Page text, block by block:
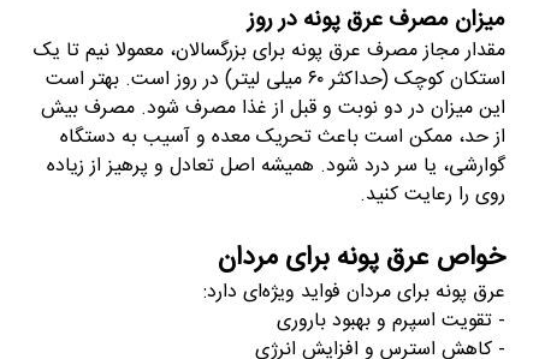
میزان مصرف عرق پونه در روز
مقدار مجاز مصرف عرق پونه برای بزرگسالان، معمولا نیم تا یک
استکان کوچک (حداکثر ۶۰ میلی لیتر) در روز است. بهتر است
این میزان در دو نوبت و قبل از غذا مصرف شود. مصرف بیش
از حد، ممکن است باعث تحریک معده و آسیب به دستگاه
گوارشی، یا سر درد شود. همیشه اصل تعادل و پرهیز از زیاده
روی را رعایت کنید.
خواص عرق پونه برای مردان
عرق پونه برای مردان فواید ویژه‌ای دارد:
- تقویت اسپرم و بهبود باروری
- کاهش استرس و افزایش انرژی